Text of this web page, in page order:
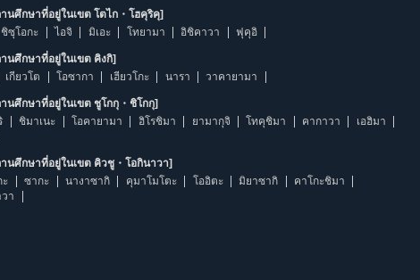
านศึกษาที่อยู่ในเขต โตไก・โฮคุริคุ]
ชิซุโอกะ ไอจิ มิเอะ โทยามา อิชิคาวา ฟุคุอิ
านศึกษาที่อยู่ในเขต คิงกิ]
เกียวโต โอซากา เฮียวโกะ นารา วาคายามา
านศึกษาที่อยู่ในเขต ชูโกกุ・ชิโกกุ]
ชิมาเนะ โอคายามา ฮิโรชิมา ยามากุจิ โทคุชิมา คากาวา
เอฮิมา
านศึกษาที่อยู่ในเขต คิวชู・โอกินาวา]
ะ
ซากะ นางาซากิ คุมาโมโตะ โออิตะ มิยาซากิ
คาโกะชิมา
า